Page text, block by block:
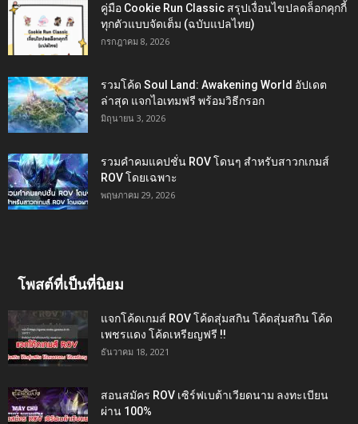
คู่มือ Cookie Run Classic สรุปเงื่อนไขปลดล็อกคุกกี้
ทุกตัวแบบจัดเต็ม (ฉบับแปลไทย)
กรกฎาคม 8, 2026
รวมโค้ด Soul Land: Awakening World อัปเดต
ล่าสุด แจกไอเทมฟรี พร้อมวิธีกรอก
มิถุนายน 3, 2026
รวมคำคมแคปชั่น ROV โดนๆ สำหรับสาวกเกมส์
ROV โดยเฉพาะ
พฤษภาคม 29, 2026
โพสต์ที่เป็นที่นิยม
แจกโค้ดเกมส์ ROV โค้ดสุ่มสกิน โค้ดสุ่มสกิน โค้ด
เพชรแดง โค้ดเหรียญฟรี !!
ธันวาคม 18, 2021
สอนสมัคร ROV เซิร์ฟเบต้าเวียดนาม ลงทะเบียน
ผ่าน 100%